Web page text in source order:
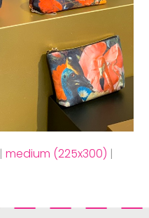
|medium (225x300) |